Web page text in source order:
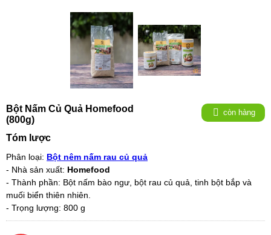
Bột Nấm Củ Quả Homefood
(800g)
còn hàng
Tóm lược
Phân loại: Bột nêm nấm rau củ quả
- Nhà sản xuất: Homefood
- Thành phần: Bột nấm bào ngư, bột rau củ quả, tinh bột bắp và
muối biển thiên nhiên.
- Trọng lượng: 800 g